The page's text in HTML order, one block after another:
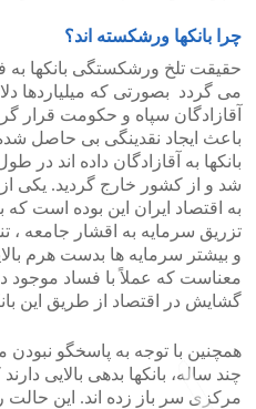
چرا بانکها ورشکسته اند؟
حقیقت تلخ ورشکستگی بانکها به
می گردد بصورتی که میلیاردها
آقازادگان سپاه و حکومت قرار
باعث ایجاد نقدینگی بی حاصل
بانکها به آقازادگان داده اند در
شد و از کشور خارج گردید. یکی
به اقتصاد ایران این بوده است
تزریق سرمایه به اقشار جامعه ،
و بیشتر سرمایه ها بدست هرم
معناست که عملاً با فساد موجود
گشایش در اقتصاد از طریق این
همچنین با توجه به پاسخگو
چند ساله، بانکها بدهی بالایی
مرکزی سر باز زده اند. این